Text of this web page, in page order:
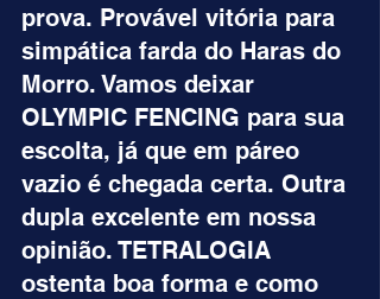
prova. Provável vitória para
simpática farda do Haras do
Morro. Vamos deixar
OLYMPIC FENCING para sua
escolta, já que em páreo
vazio é chegada certa. Outra
dupla excelente em nossa
opinião. TETRALOGIA
ostenta boa forma e como